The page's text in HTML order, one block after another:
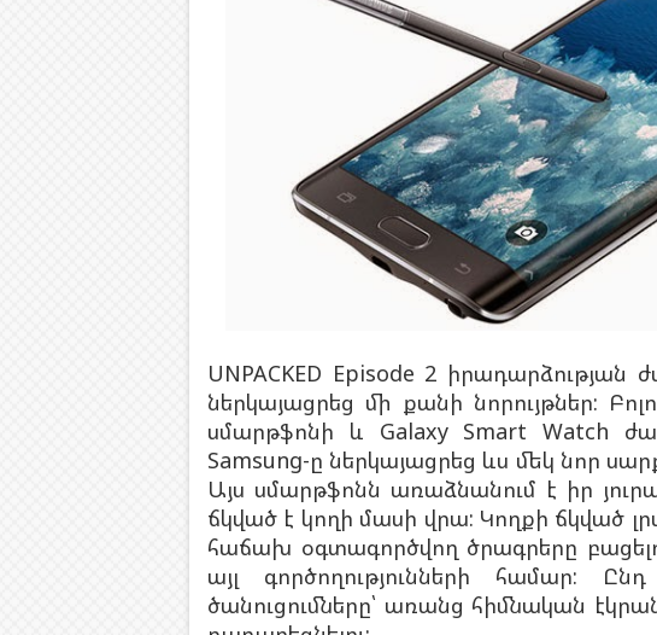
UNPACKED Episode 2 իրադարձության
ներկայացրեց մի քանի նորույթներ:
սմարթֆոնի և Galaxy Smart Watch
Samsung-ը ներկայացրեց ևս մեկ նոր
Այս սմարթֆոնն առաձնանում է իր
ճկված է կողի մասի վրա: Կողքի ճկված
հաճախ օգտագործվող ծրագրերը
այլ գործողությունների համար:
ծանուցումները՝ առանց հիմնական